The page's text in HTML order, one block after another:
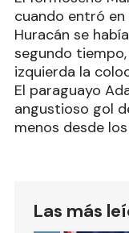
cuando entró en
Huracán se
segundo
izquierda la
El paraguayo
angustioso gol
menos desde
Las más